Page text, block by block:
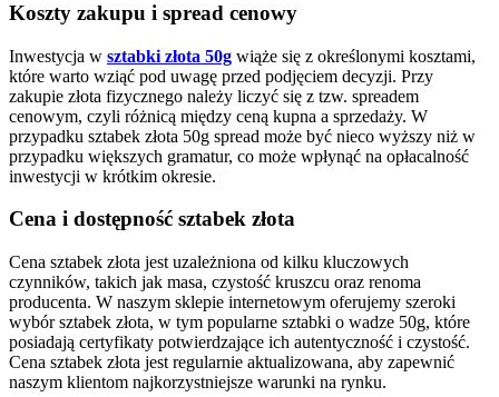
Koszty zakupu i spread cenowy
Inwestycja w sztabki złota 50g wiąże się z określonymi kosztami,
które warto wziąć pod uwagę przed podjęciem decyzji. Przy
zakupie złota fizycznego należy liczyć się z tzw. spreadem
cenowym, czyli różnicą między ceną kupna a sprzedaży. W
przypadku sztabek złota 50g spread może być nieco wyższy niż w
przypadku większych gramatur, co może wpłynąć na opłacalność
inwestycji w krótkim okresie.
Cena i dostępność sztabek złota
Cena sztabek złota jest uzależniona od kilku kluczowych
czynników, takich jak masa, czystość kruszcu oraz renoma
producenta. W naszym sklepie internetowym oferujemy szeroki
wybór sztabek złota, w tym popularne sztabki o wadze 50g, które
posiadają certyfikaty potwierdzające ich autentyczność i czystość.
Cena sztabek złota jest regularnie aktualizowana, aby zapewnić
naszym klientom najkorzystniejsze warunki na rynku.